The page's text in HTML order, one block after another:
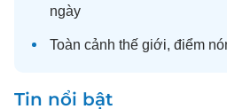
ngày
Toàn cảnh thế giới, điểm
Tin nổi bật